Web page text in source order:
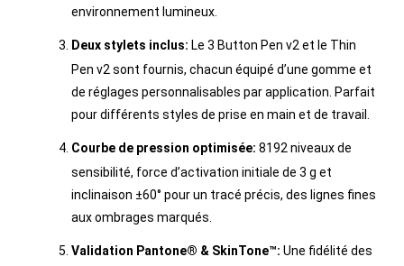
environnement lumineux.
Deux stylets inclus: Le 3 Button Pen v2 et le Thin
Pen v2 sont fournis, chacun équipé d’une gomme et
de réglages personnalisables par application. Parfait
pour différents styles de prise en main et de travail.
Courbe de pression optimisée: 8192 niveaux de
sensibilité, force d’activation initiale de 3 g et
inclinaison ±60° pour un tracé précis, des lignes fines
aux ombrages marqués.
Validation Pantone® & SkinTone™: Une fidélité des